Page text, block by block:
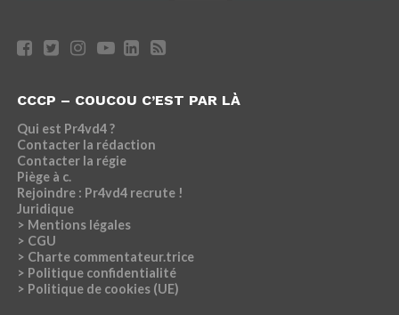
CCCP – COUCOU C’EST PAR LÀ
Qui est Pr4vd4 ?
Contacter la rédaction
Contacter la régie
Piège à c.
Rejoindre : Pr4vd4 recrute !
Juridique
> Mentions légales
> CGU
> Charte commentateur.trice
> Politique confidentialité
> Politique de cookies (UE)